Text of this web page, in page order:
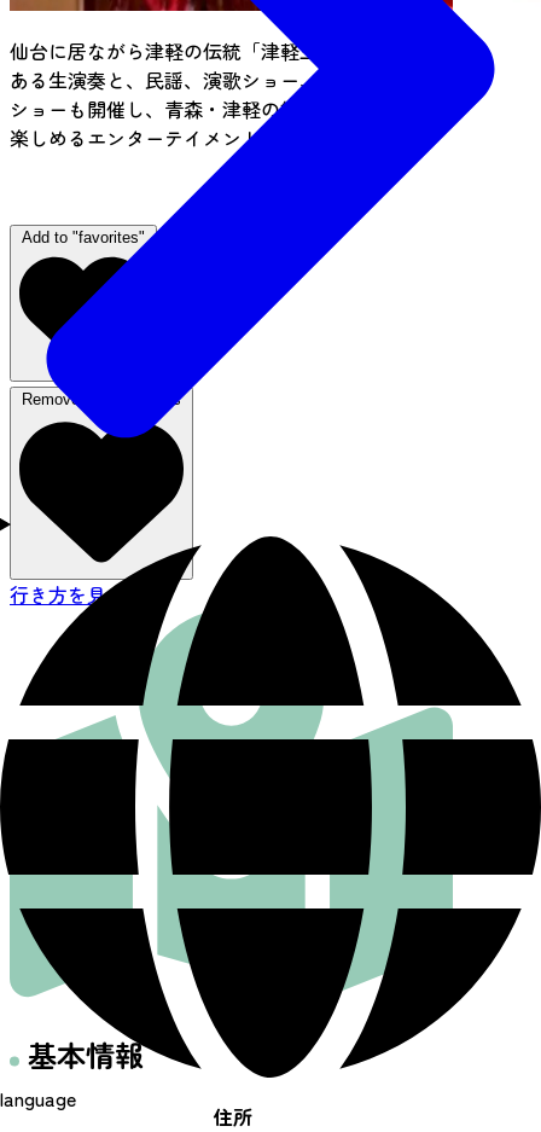
language
仙台に居ながら津軽の伝統「津軽三味線」の迫力
ある生演奏と、民謡、演歌ショー、モノマネ歌謡
ショーも開催し、青森・津軽の郷土料理と地酒を
楽しめるエンターテイメント居酒屋です。
Add to "favorites"
Remove from favorites
行き方を見る
基本情報
住所